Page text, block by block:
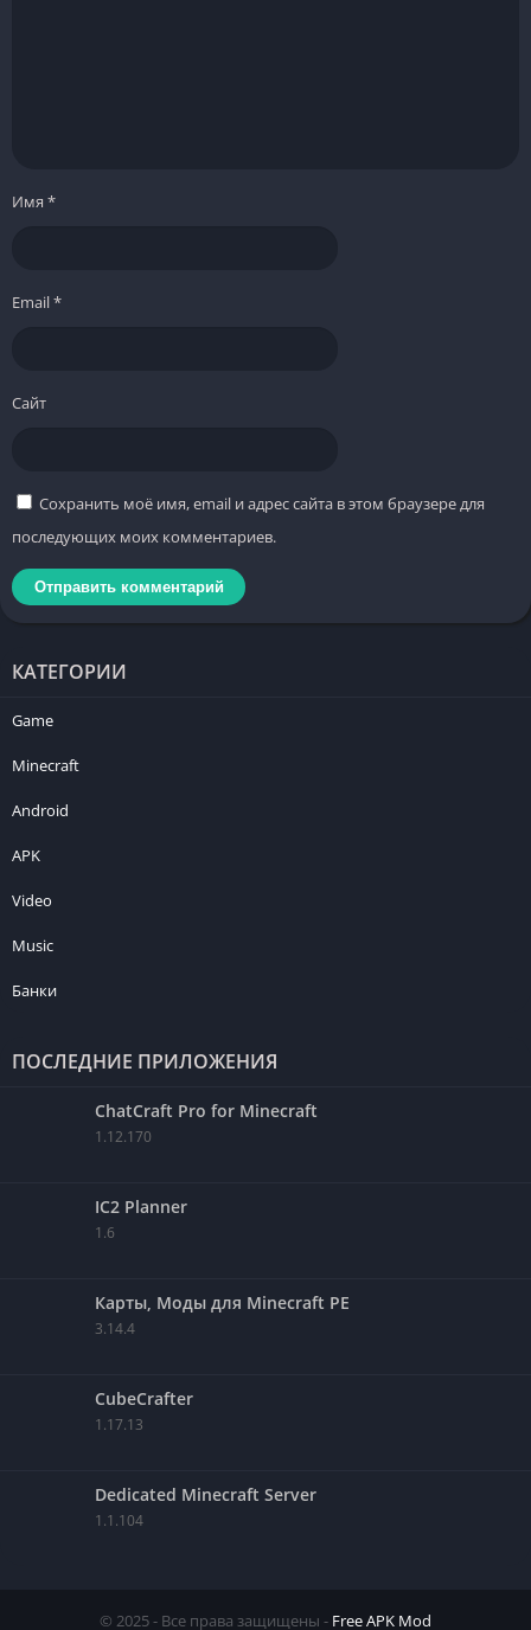
Имя *
Email*
Сайт
Сохранить моё имя, email и адрес сайта в этом браузере для
последующих моих комментариев.
КАТЕГОРИИ
Game
Minecraft
Android
APK
Video
Music
Банки
ПОСЛЕДНИЕ ПРИЛОЖЕНИЯ
ChatCraft Pro for Minecraft
1.12.170
IC2 Planner
1.6
Карты, Моды для Minecraft PE
3.14.4
CubeCrafter
1.17.13
Dedicated Minecraft Server
1.1.104
© 2025 - Все права защищены - Free APK Mod